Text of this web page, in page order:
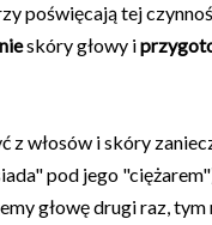
poświęcają tej
skóry głowy i
z włosów i skóry
pod jego
głowę drugi raz, tym